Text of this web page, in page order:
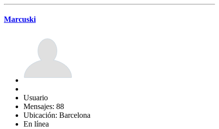
Marcuski
Usuario
Mensajes: 88
Ubicación: Barcelona
En línea